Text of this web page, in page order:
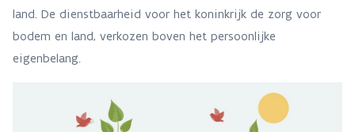
land. De dienstbaarheid voor het koninkrijk de zorg voor
bodem en land, verkozen boven het persoonlijke
eigenbelang.